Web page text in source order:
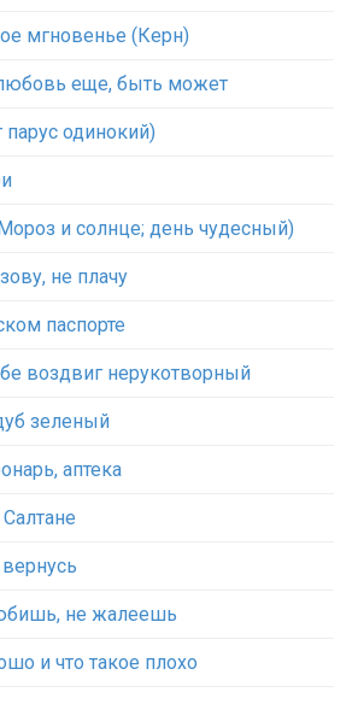
мгновенье (Керн)
еще, быть может
одинокий)
и солнце; день чудесный)
не плачу
паспорте
воздвиг нерукотворный
зеленый
аптека
не жалеешь
и что такое плохо